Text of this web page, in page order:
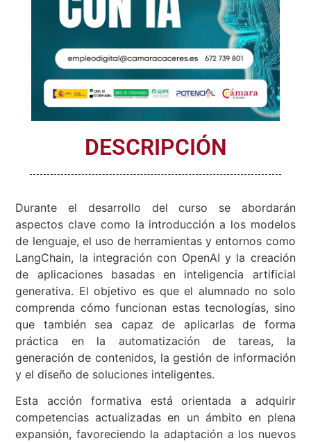
DESCRIPCIÓN
Durante el desarrollo del curso se abordarán
aspectos clave como la introducción a los modelos
de lenguaje, el uso de herramientas y entornos como
LangChain, la integración con OpenAI y la creación
de aplicaciones basadas en inteligencia artificial
generativa. El objetivo es que el alumnado no solo
comprenda cómo funcionan estas tecnologías, sino
que también sea capaz de aplicarlas de forma
práctica en la automatización de tareas, la
generación de contenidos, la gestión de información
y el diseño de soluciones inteligentes.
Esta acción formativa está orientada a adquirir
competencias actualizadas en un ámbito en plena
expansión, favoreciendo la adaptación a los nuevos